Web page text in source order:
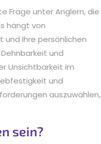
Frage unter Anglern, die
hängt von
und Ihre persönlichen
und
Unsichtbarkeit im
und
auszuwählen,
sein?